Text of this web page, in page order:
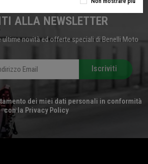
ALLA NEWSLETTER
ultime novità ed offerte speciali di Benelli Moto
Iscriviti
dei miei dati personali in conformità
con la Privacy Policy